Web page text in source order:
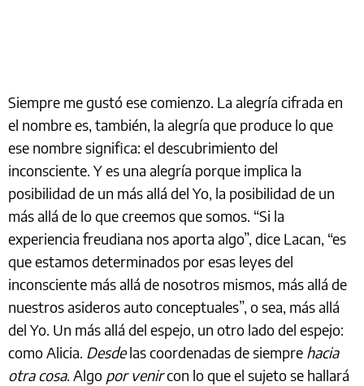
Siempre me gustó ese comienzo. La alegría cifrada en
el nombre es, también, la alegría que produce lo que
ese nombre significa: el descubrimiento del
inconsciente. Y es una alegría porque implica la
posibilidad de un más allá del Yo, la posibilidad de un
más allá de lo que creemos que somos. “Si la
experiencia freudiana nos aporta algo”, dice Lacan, “es
que estamos determinados por esas leyes del
inconsciente más allá de nosotros mismos, más allá de
nuestros asideros auto conceptuales”, o sea, más allá
del Yo. Un más allá del espejo, un otro lado del espejo:
como Alicia. Desdelas coordenadas de siempre hacia
otra cosa. Algo por venircon lo que el sujeto se hallará